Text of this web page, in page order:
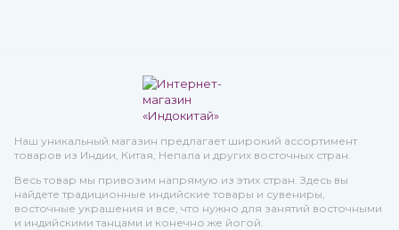
Наш уникальный магазин предлагает широкий ассортимент
товаров из Индии, Китая, Непала и других восточных стран.
Весь товар мы привозим напрямую из этих стран. Здесь вы
найдете традиционные индийские товары и сувениры,
восточные украшения и все, что нужно для занятий восточными
и индийскими танцами и конечно же йогой.